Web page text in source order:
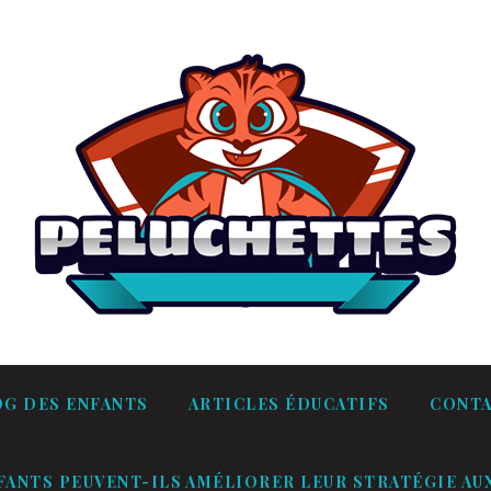
DES ENFANTS ARTICLES ÉDUCATIFS
PEUVENT-ILS AMÉLIORER LEUR STRATÉGIE